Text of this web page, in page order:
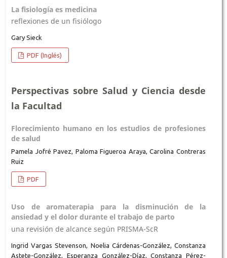
La fisiología es medicina
reflexiones de un fisiólogo
Gary Sieck
PDF (Inglés)
Perspectivas sobre Salud y Ciencia desde
la Facultad
Florecimiento humano en los estudios de profesiones
de salud
Pamela Jofré Pavez, Paloma Figueroa Araya, Carolina Contreras
Ruiz
PDF
Uso de aromaterapia para la disminución de la
ansiedad y el dolor durante el trabajo de parto
una revisión de alcance según PRISMA-ScR
Ingrid Vargas Stevenson, Noelia Cárdenas-González, Constanza
Astete-González, Esperanza González-Díaz, Constanza Pérez-